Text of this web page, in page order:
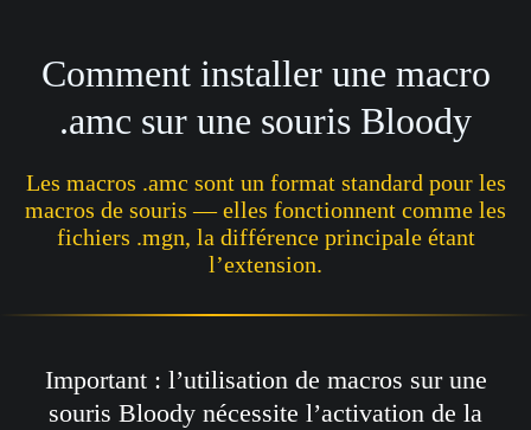
Comment installer une macro
.amc sur une souris Bloody
Les macros .amc sont un format standard pour les
macros de souris — elles fonctionnent comme les
fichiers .mgn, la différence principale étant
l’extension.
Important : l’utilisation de macros sur une
souris Bloody nécessite l’activation de la